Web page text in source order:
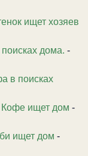
ищет хозяев
дома. -
в поисках
ищет дом -
ищет дом -